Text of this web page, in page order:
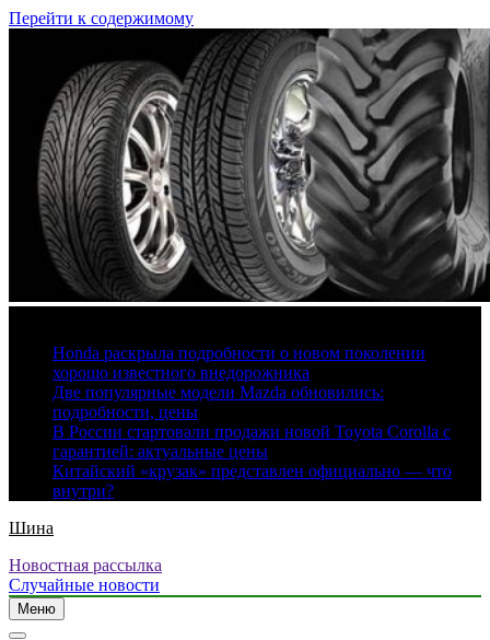
Перейти к содержимому
Honda раскрыла подробности о новом поколении
хорошо известного внедорожника
Две популярные модели Mazda обновились:
подробности, цены
В России стартовали продажи новой Toyota Corolla с
гарантией: актуальные цены
Китайский «крузак» представлен официально — что
внутри?
Шина
Новостная рассылка
Случайные новости
Меню